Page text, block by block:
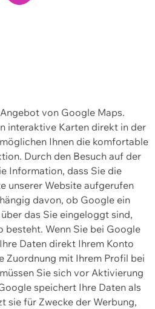
von Google Maps.
interaktive Karten direkt in der
Ihnen die komfortable
Durch den Besuch auf der
Information, dass Sie die
unserer Website aufgerufen
davon, ob Google ein
das Sie eingeloggt sind,
besteht. Wenn Sie bei Google
Daten direkt Ihrem Konto
Zuordnung mit Ihrem Profil bei
Sie sich vor Aktivierung
speichert Ihre Daten als
sie für Zwecke der Werbung,